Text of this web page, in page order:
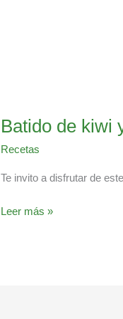
Batido de kiwi
Recetas
Te invito a disfrutar de
Leer más »